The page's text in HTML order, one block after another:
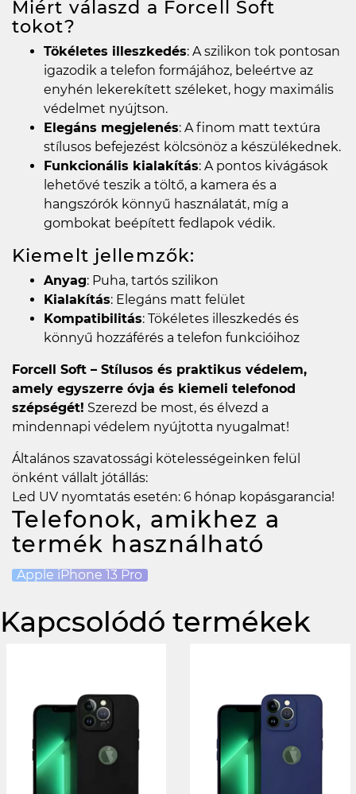
Miért válaszd a Forcell Soft
tokot?
Tökéletes illeszkedés: A szilikon tok pontosan
igazodik a telefon formájához, beleértve az
enyhén lekerekített széleket, hogy maximális
védelmet nyújtson.
Elegáns megjelenés: A finom matt textúra
stílusos befejezést kölcsönöz a készülékednek.
Funkcionális kialakítás: A pontos kivágások
lehetővé teszik a töltő, a kamera és a
hangszórók könnyű használatát, míg a
gombokat beépített fedlapok védik.
Kiemelt jellemzők:
Anyag: Puha, tartós szilikon
Kialakítás: Elegáns matt felület
Kompatibilitás: Tökéletes illeszkedés és
könnyű hozzáférés a telefon funkcióihoz
Forcell Soft – Stílusos és praktikus védelem,
amely egyszerre óvja és kiemeli telefonod
szépségét! Szerezd be most, és élvezd a
mindennapi védelem nyújtotta nyugalmat!
Általános szavatossági kötelességeinken felül
önként vállalt jótállás:
Led UV nyomtatás esetén: 6 hónap kopásgarancia!
Telefonok, amikhez a
termék használható
Apple iPhone 13 Pro
Kapcsolódó termékek